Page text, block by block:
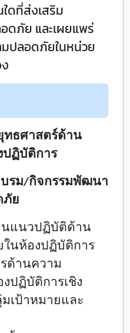
ดที่ส่งเสริม
ดภัย และเผยแพร่
ปลอดภัยในหน่วย
ทธศาสตร์ด้าน
ปฏิบัติการ
บรม/กิจกรรมพัฒนา
ภัย
นแนวปฏิบัติด้าน
นห้องปฏิบัติการ
ด้านความ
ปฏิบัติการเชิง
เป้าหมายและ